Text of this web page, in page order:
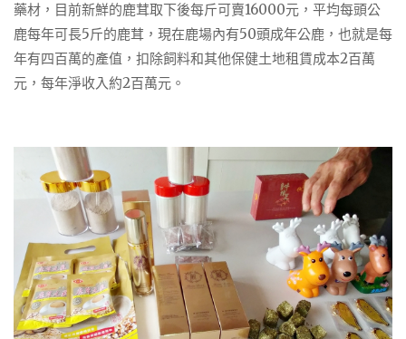
藥材，目前新鮮的鹿茸取下後每斤可賣16000元，平均每頭公
鹿每年可長5斤的鹿茸，現在鹿場內有50頭成年公鹿，也就是每
年有四百萬的產值，扣除飼料和其他保健土地租賃成本2百萬
元，每年淨收入約2百萬元。